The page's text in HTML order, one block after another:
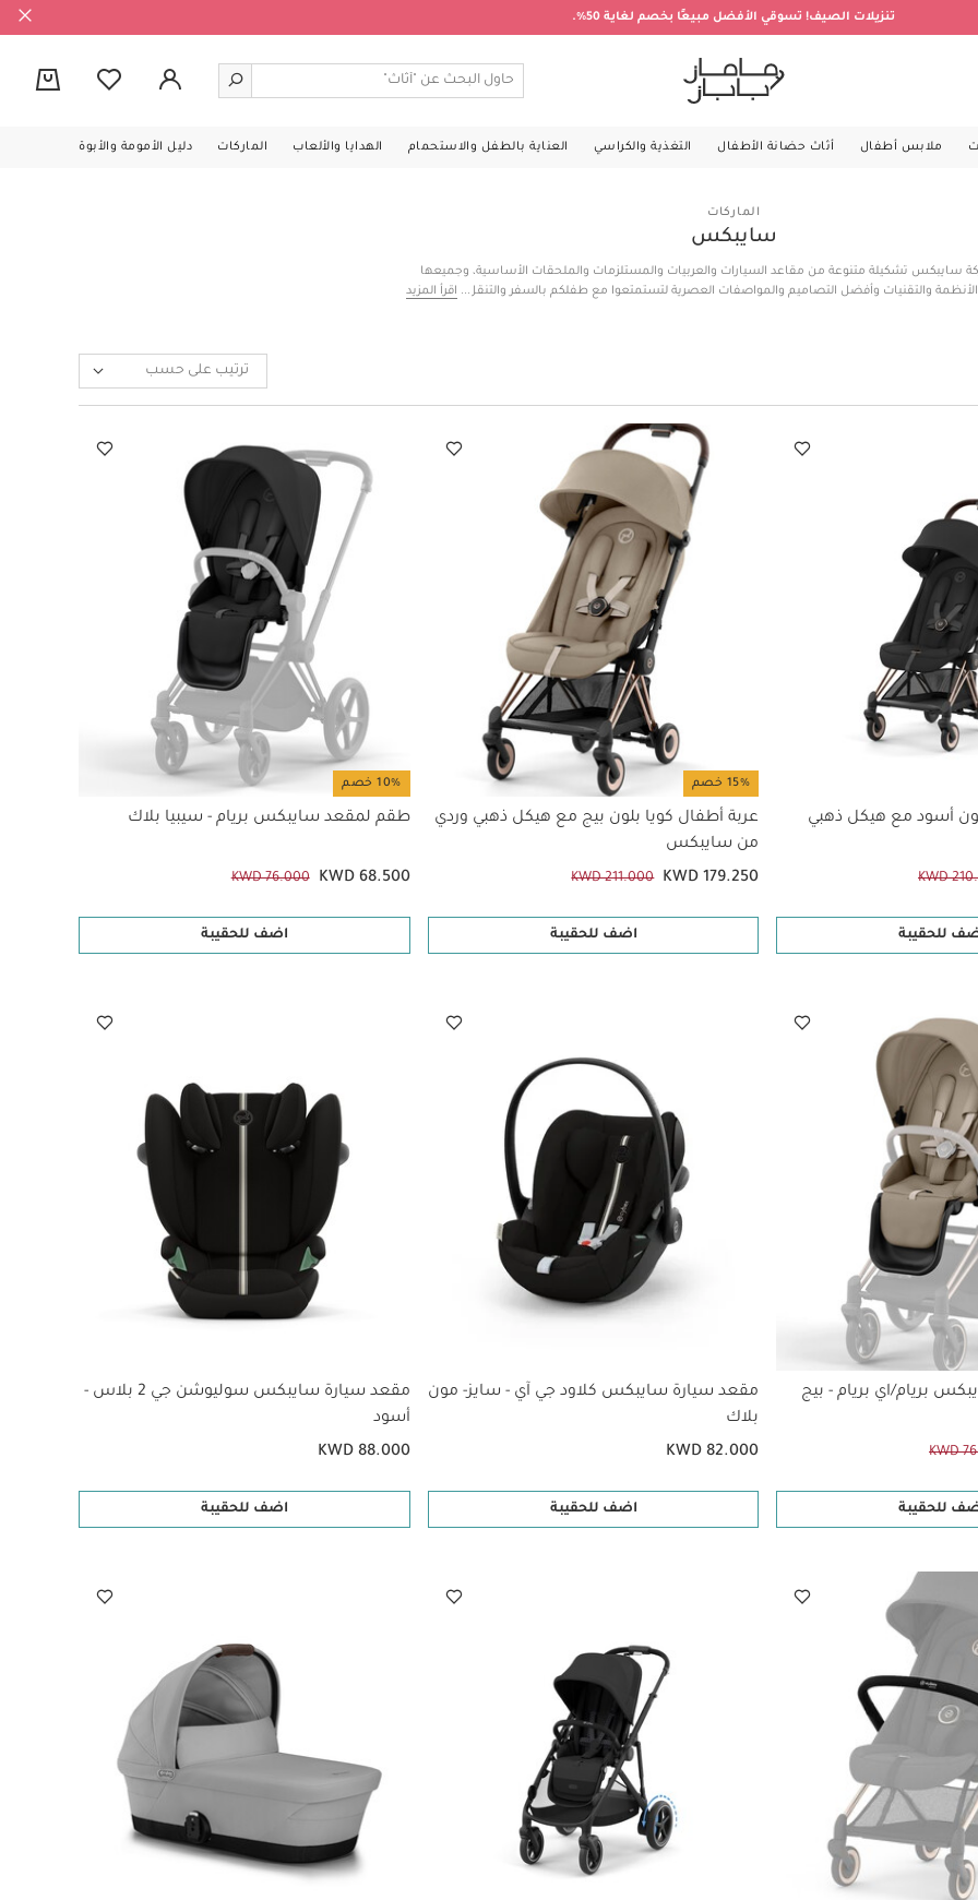
تنزيلات الصيف! تسوقي الأفضل مبيعًا بخصم لغاية 50%.
ملابس أطفال أثاث حضانة الأطفال التغذية والكراسي العناية بالطفل والاستحمام الهدايا والألعاب الماركات دليل الأمومة والأبوة
الماركات
سايبكس
سايبكس تشكيلة متنوعة من مقاعد السيارات والعربيات والمستلزمات والملحقات الأساسية، وجميعها
والتقنيات وأفضل التصاميم والمواصفات العصرية لتستمتعوا مع طفلكم بالسفر والتنقل بكل راحة
اقرأ المزيد
ترتيب على حسب
أسود مع هيكل ذهبي
KWD
للحقيبة
15% خصم
عربة أطفال كويا بلون بيج مع هيكل ذهبي وردي
من سايبكس
KWD 179.250
KWD 211.000
اضف للحقيبة
10% خصم
طقم لمقعد سايبكس بريام - سيبيا بلاك
KWD 68.500
KWD 76.000
اضف للحقيبة
بريام/اي بريام - بيج
KWD
للحقيبة
مقعد سيارة سايبكس كلاود جي آي - سايز- مون
بلاك
KWD 82.000
اضف للحقيبة
مقعد سيارة سايبكس سوليوشن جي 2 بلاس -
أسود
KWD 88.000
اضف للحقيبة